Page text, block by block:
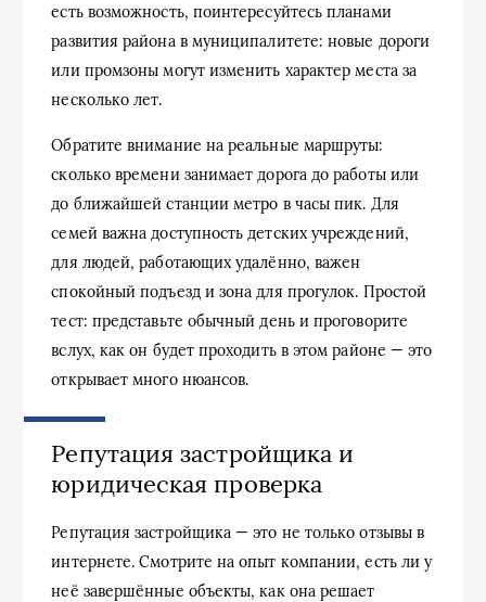
есть возможность, поинтересуйтесь планами
развития района в муниципалитете: новые дороги
или промзоны могут изменить характер места за
несколько лет.
Обратите внимание на реальные маршруты:
сколько времени занимает дорога до работы или
до ближайшей станции метро в часы пик. Для
семей важна доступность детских учреждений,
для людей, работающих удалённо, важен
спокойный подъезд и зона для прогулок. Простой
тест: представьте обычный день и проговорите
вслух, как он будет проходить в этом районе — это
открывает много нюансов.
Репутация застройщика и
юридическая проверка
Репутация застройщика — это не только отзывы в
интернете. Смотрите на опыт компании, есть ли у
неё завершённые объекты, как она решает